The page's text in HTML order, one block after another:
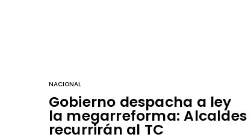
NACIONAL
Gobierno despacha a ley
la megarreforma: Alcaldes
recurrirán al TC